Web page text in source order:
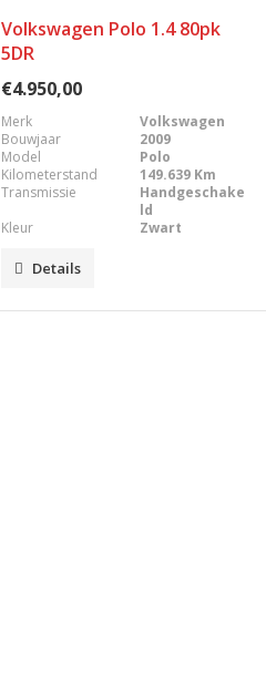
Volkswagen Polo 1.4 80pk
5DR
€4.950,00
Merk
Volkswagen
Bouwjaar
2009
Model
Polo
Kilometerstand
149.639 Km
Transmissie
Handgeschake
ld
Kleur
Zwart
Details